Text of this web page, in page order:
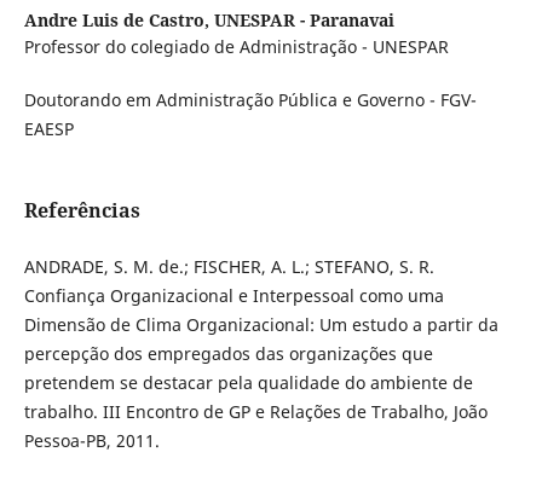
Andre Luis de Castro, UNESPAR - Paranavai
Professor do colegiado de Administração - UNESPAR
Doutorando em Administração Pública e Governo - FGV-
EAESP
Referências
ANDRADE, S. M. de.; FISCHER, A. L.; STEFANO, S. R.
Confiança Organizacional e Interpessoal como uma
Dimensão de Clima Organizacional: Um estudo a partir da
percepção dos empregados das organizações que
pretendem se destacar pela qualidade do ambiente de
trabalho. III Encontro de GP e Relações de Trabalho, João
Pessoa-PB, 2011.